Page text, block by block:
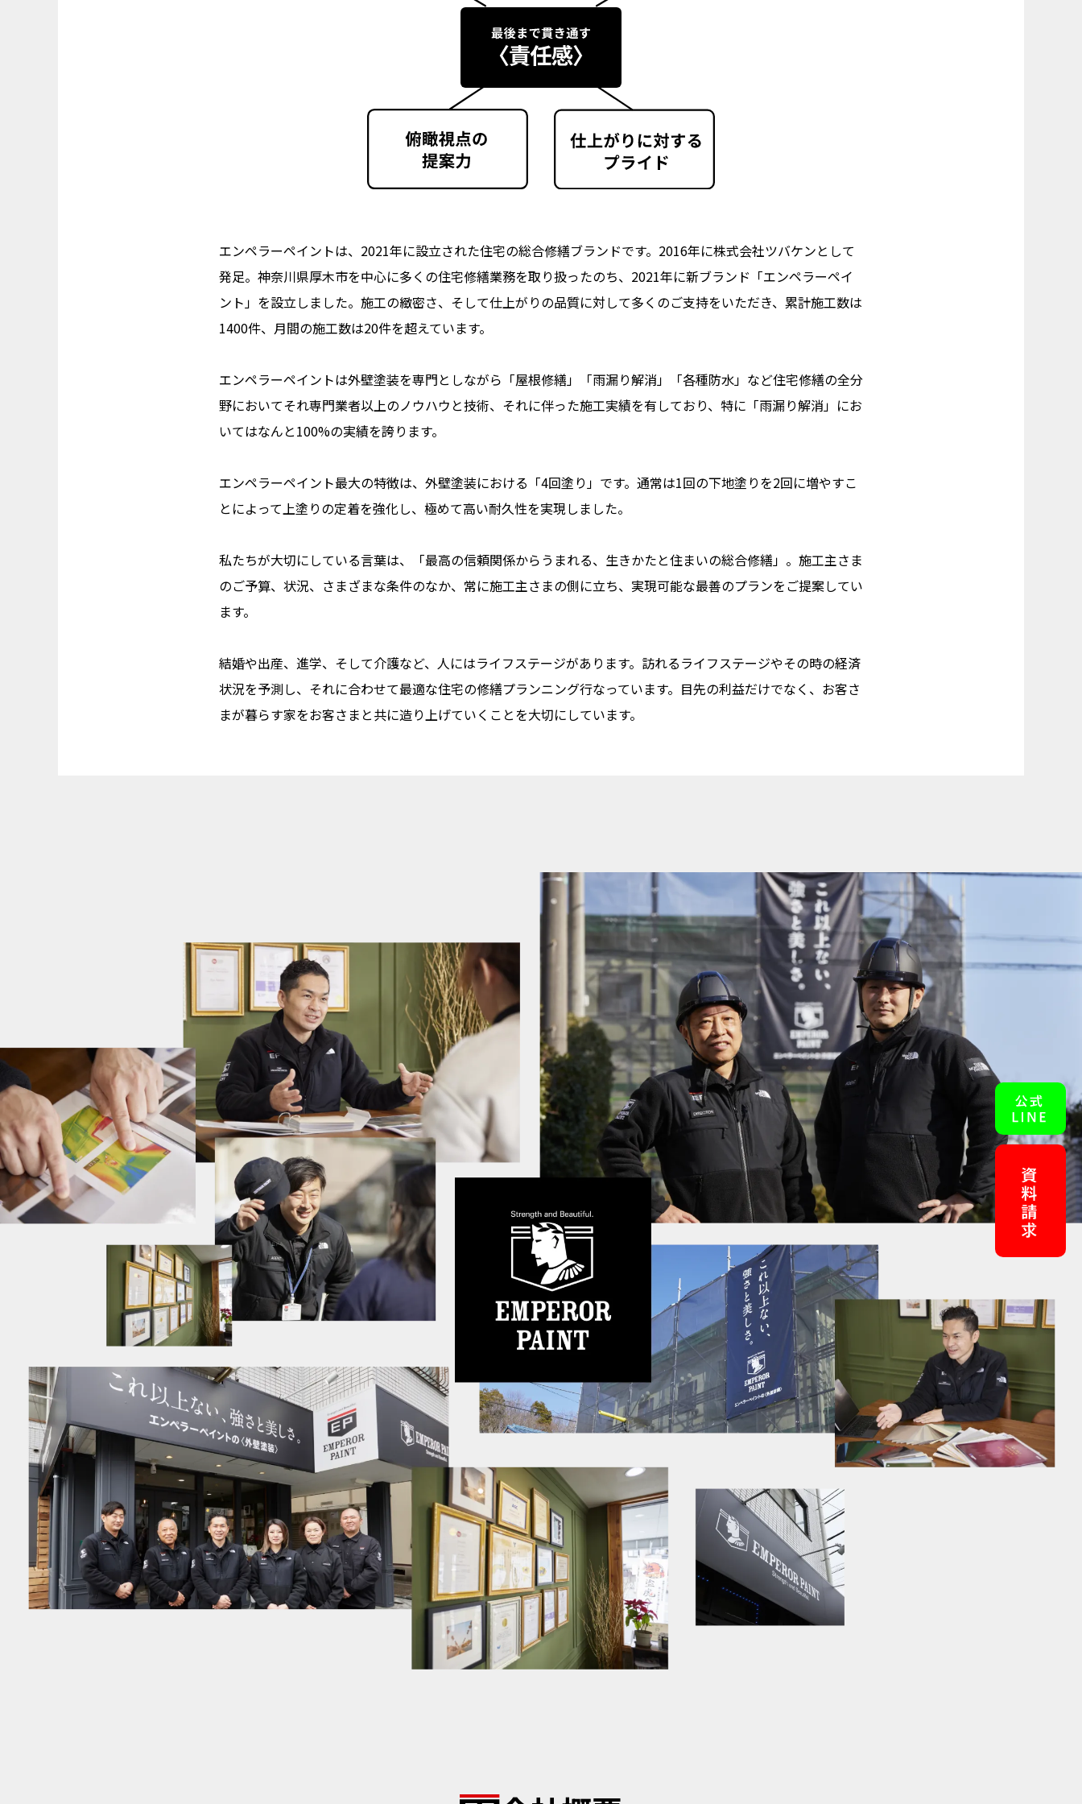
© EMPEROR PAINT Inc. All rights reserved. Here’s our Privacy Policy.
エンペラーペイントは、2021年に設立された住宅の総合修繕ブランドです。2016年に株式会社ツバケンとして
発足。神奈川県厚木市を中心に多くの住宅修繕業務を取り扱ったのち、2021年に新ブランド「エンペラーペイ
ント」を設立しました。施工の緻密さ、そして仕上がりの品質に対して多くのご支持をいただき、累計施工数は
1400件、月間の施工数は20件を超えています。
エンペラーペイントは外壁塗装を専門としながら「屋根修繕」「雨漏り解消」「各種防水」など住宅修繕の全分
野においてそれ専門業者以上のノウハウと技術、それに伴った施工実績を有しており、特に「雨漏り解消」にお
いてはなんと100%の実績を誇ります。
エンペラーペイント最大の特徴は、外壁塗装における「4回塗り」です。通常は1回の下地塗りを2回に増やすこ
とによって上塗りの定着を強化し、極めて高い耐久性を実現しました。
私たちが大切にしている言葉は、「最高の信頼関係からうまれる、生きかたと住まいの総合修繕」。施工主さま
のご予算、状況、さまざまな条件のなか、常に施工主さまの側に立ち、実現可能な最善のプランをご提案してい
ます。
結婚や出産、進学、そして介護など、人にはライフステージがあります。訪れるライフステージやその時の経済
状況を予測し、それに合わせて最適な住宅の修繕プランニング行なっています。目先の利益だけでなく、お客さ
まが暮らす家をお客さまと共に造り上げていくことを大切にしています。